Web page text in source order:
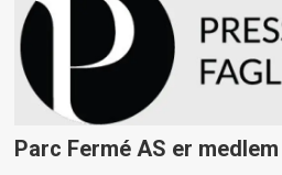
Parc Fermé AS er